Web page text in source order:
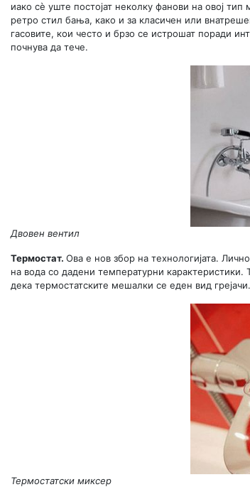
иако сè уште постојат неколку фанови на овој
ретро стил бања, како и за класичен или
гасовите, кои често и брзо се истрошат поради
почнува да тече.
Двовен вентил
Термостат. Ова е нов збор на технологијата.
на вода со дадени температурни
дека термостатските мешалки се еден вид грејачи.
Термостатски миксер